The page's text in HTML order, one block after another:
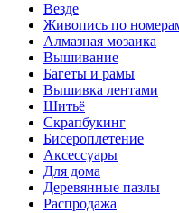
Везде
Живопись по
Алмазная мозаика
Вышивание
Багеты и рамы
Вышивка лентами
Шитьё
Скрапбукинг
Бисероплетение
Аксессуары
Для дома
Деревянные пазлы
Распродажа